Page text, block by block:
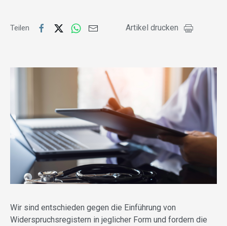
Teilen Artikel drucken
Wir sind entschieden gegen die Einführung von
Widerspruchsregistern in jeglicher Form und fordern die